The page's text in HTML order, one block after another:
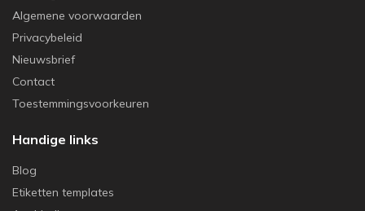
Algemene voorwaarden
Privacybeleid
Nieuwsbrief
Contact
Toestemmingsvoorkeuren
Handige links
Blog
Etiketten templates